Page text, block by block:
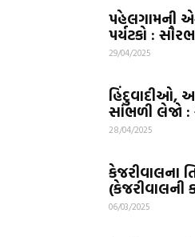
પહેલગામની
પર્યટકો :
29/04/2025
હિંદુવાદીઓ,
સાંભળી લેજો
28/04/2025
કેજરીવાલના
(કેજરીવાલની
06/03/2025